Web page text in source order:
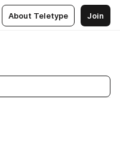
About Teletype Join